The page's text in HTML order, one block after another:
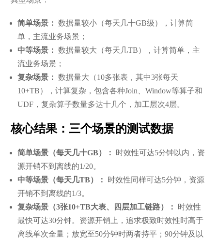
简单场景： 数据量较小（每天几十GB级），计算简
单，主流业务场景；
中等场景： 数据量较大（每天几TB），计算简单，主
流业务场景；
复杂场景： 数据量大（10多张表，其中3张每天
10+TB），计算复杂，包含各种Join、Window等算子和
UDF，复杂算子数量多达十几个，加工层次4层。
核心结果：三个场景的测试数据
简单场景（每天几十GB）：
时效性可达5分钟以内，资
源开销不到离线的1/20。
中等场景（每天几TB）：
时效性同样可达5分钟，资源
开销不到离线的1/3。
复杂场景（3张10+TB大表、四层加工链路）：
时效性
最快可达30分钟。资源开销上，追求极致时效性时高于
离线单次全量；放宽至50分钟时两者持平；90分钟及以